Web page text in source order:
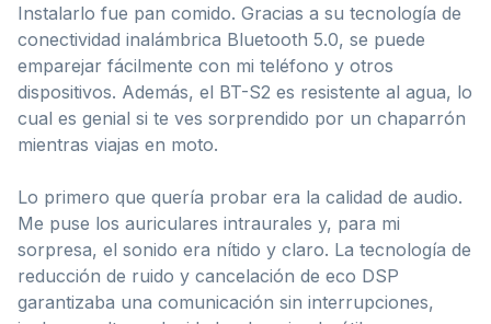
Instalarlo fue pan comido. Gracias a su tecnología de
conectividad inalámbrica Bluetooth 5.0, se puede
emparejar fácilmente con mi teléfono y otros
dispositivos. Además, el BT-S2 es resistente al agua, lo
cual es genial si te ves sorprendido por un chaparrón
mientras viajas en moto.
Lo primero que quería probar era la calidad de audio.
Me puse los auriculares intraurales y, para mi
sorpresa, el sonido era nítido y claro. La tecnología de
reducción de ruido y cancelación de eco DSP
garantizaba una comunicación sin interrupciones,